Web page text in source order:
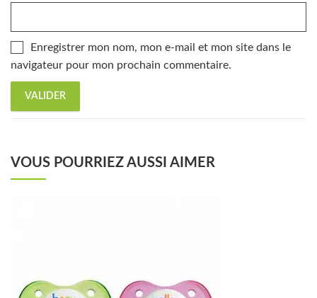
Enregistrer mon nom, mon e-mail et mon site dans le
navigateur pour mon prochain commentaire.
VOUS POURRIEZ AUSSI AIMER